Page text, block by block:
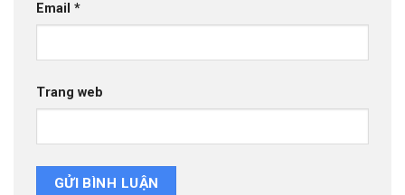
Email *
Trang web